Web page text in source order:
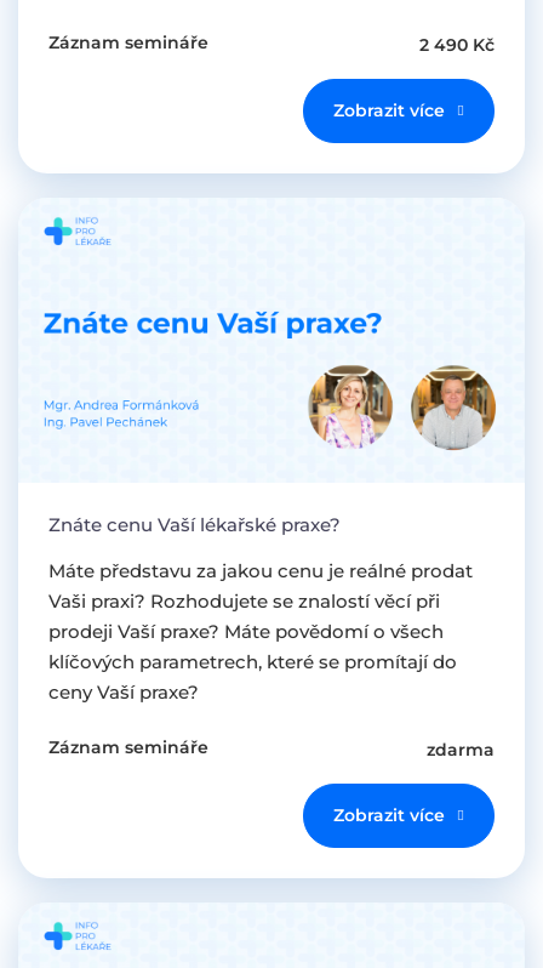
Záznam semináře 2 490 Kč
Zobrazit více
Znáte cenu Vaší lékařské praxe?
Máte představu za jakou cenu je reálné prodat
Vaši praxi? Rozhodujete se znalostí věcí při
prodeji Vaší praxe? Máte povědomí o všech
klíčových parametrech, které se promítají do
ceny Vaší praxe?
Záznam semináře zdarma
Zobrazit více